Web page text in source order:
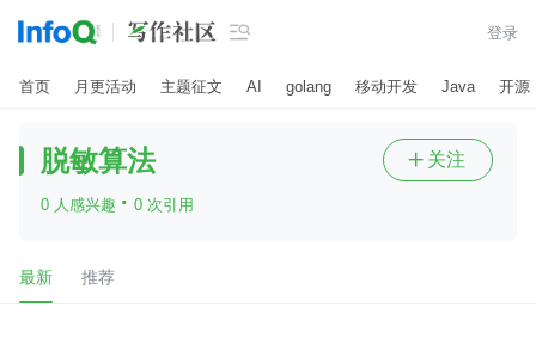
 登录
首页 月更活动 主题征文 AI golang 移动开发 Java 开源
脱敏算法
0 人感兴趣 · 0 次引用
 关注
最新 推荐